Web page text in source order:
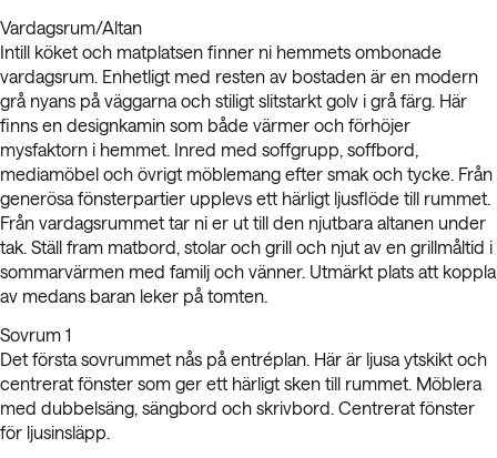
Vardagsrum/Altan
Intill köket och matplatsen finner ni hemmets ombonade
vardagsrum. Enhetligt med resten av bostaden är en modern
grå nyans på väggarna och stiligt slitstarkt golv i grå färg. Här
finns en designkamin som både värmer och förhöjer
mysfaktorn i hemmet. Inred med soffgrupp, soffbord,
mediamöbel och övrigt möblemang efter smak och tycke. Från
generösa fönsterpartier upplevs ett härligt ljusflöde till rummet.
Från vardagsrummet tar ni er ut till den njutbara altanen under
tak. Ställ fram matbord, stolar och grill och njut av en grillmåltid i
sommarvärmen med familj och vänner. Utmärkt plats att koppla
av medans baran leker på tomten.
Sovrum 1
Det första sovrummet nås på entréplan. Här är ljusa ytskikt och
centrerat fönster som ger ett härligt sken till rummet. Möblera
med dubbelsäng, sängbord och skrivbord. Centrerat fönster
för ljusinsläpp.